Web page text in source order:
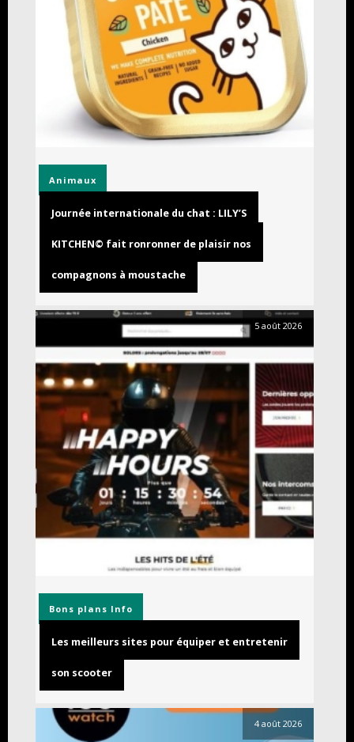
Animaux
Journée internationale du chat : LILY’S
KITCHEN© fait ronronner de plaisir nos
compagnons à moustache
5 août 2026
Bons plans Info
Les meilleurs sites pour équiper et entretenir
son scooter
4 août 2026